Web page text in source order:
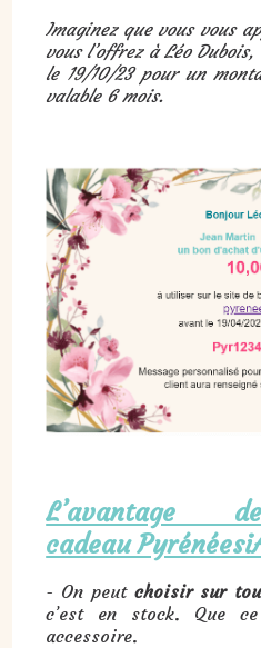
Imaginez que vous vous
vous l’offrez à Léo
le 19/10/23 pour un
valable 6 mois.
cadeau
- On peutchoisir sur
c’est en stock. Que
accessoire.